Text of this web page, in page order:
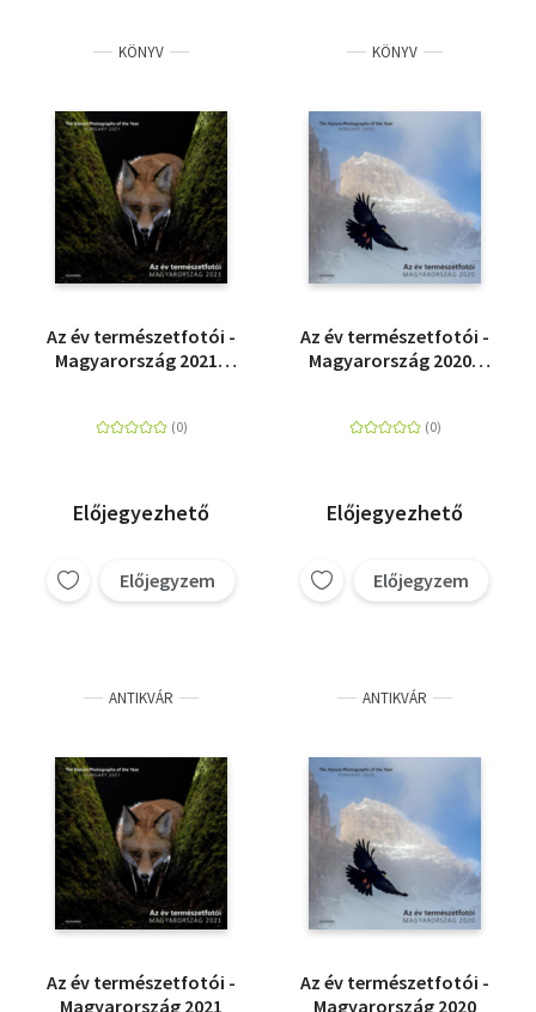
KÖNYV
Az év természetfotói -
Magyarország 2021 -
Year - Hungary 2021
Előjegyezhető
Előjegyzem
KÖNYV
Az év természetfotói -
Magyarország 2020 -
Year - Hungary 2020
Előjegyezhető
Előjegyzem
ANTIKVÁR
Az év természetfotói -
Magyarország 2021
ANTIKVÁR
Az év természetfotói -
Magyarország 2020